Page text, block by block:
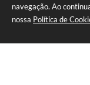
navegação. Ao
nossa Política de